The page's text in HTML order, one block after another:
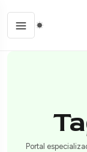
Portal